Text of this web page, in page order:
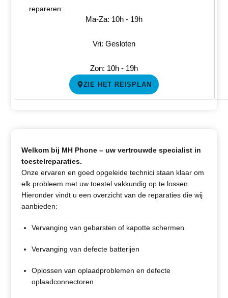
repareren:
Ma-Za: 10h - 19h
Vri: Gesloten
Zon: 10h - 19h
ZIE HET REISPLAN
Welkom bij MH Phone – uw vertrouwde specialist in
toestelreparaties.
Onze ervaren en goed opgeleide technici staan klaar om
elk probleem met uw toestel vakkundig op te lossen.
Hieronder vindt u een overzicht van de reparaties die wij
aanbieden:
Vervanging van gebarsten of kapotte schermen
Vervanging van defecte batterijen
Oplossen van oplaadproblemen en defecte
oplaadconnectoren